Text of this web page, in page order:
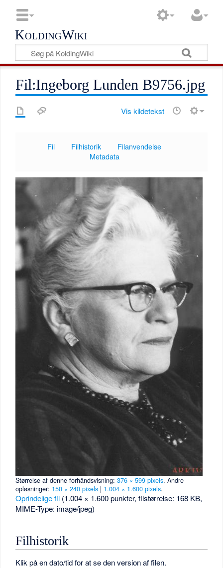
KoldingWiki
Fil:Ingeborg Lunden B9756.jpg
Vis kildetekst
Fil Filhistorik
Filanvendelse
Metadata
Størrelse af denne forhåndsvisning:376 × 599 pixels.Andre
opløsninger: 150 × 240 pixels | 1.004 × 1.600 pixels.
Oprindelige fil (1.004 × 1.600 punkter, filstørrelse: 168 KB,
MIME-Type: image/jpeg)
Filhistorik
Klik på en dato/tid for at se den version af filen.